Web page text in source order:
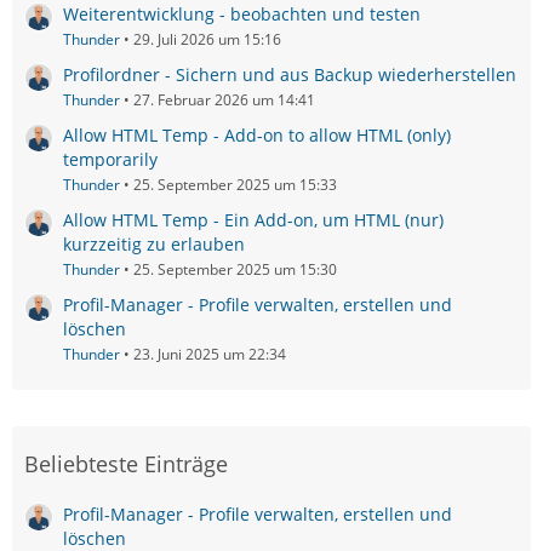
Weiterentwicklung - beobachten und testen
Thunder 29. Juli 2026 um 15:16
Profilordner - Sichern und aus Backup wiederherstellen
Thunder 27. Februar 2026 um 14:41
Allow HTML Temp - Add-on to allow HTML (only)
temporarily
Thunder 25. September 2025 um 15:33
Allow HTML Temp - Ein Add-on, um HTML (nur)
kurzzeitig zu erlauben
Thunder 25. September 2025 um 15:30
Profil-Manager - Profile verwalten, erstellen und
löschen
Thunder 23. Juni 2025 um 22:34
Beliebteste Einträge
Profil-Manager - Profile verwalten, erstellen und
löschen